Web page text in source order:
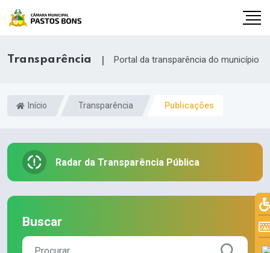
Transparência | Portal da transparência do município
Início Transparência Publicações
Radar da Transparência Pública
Buscar